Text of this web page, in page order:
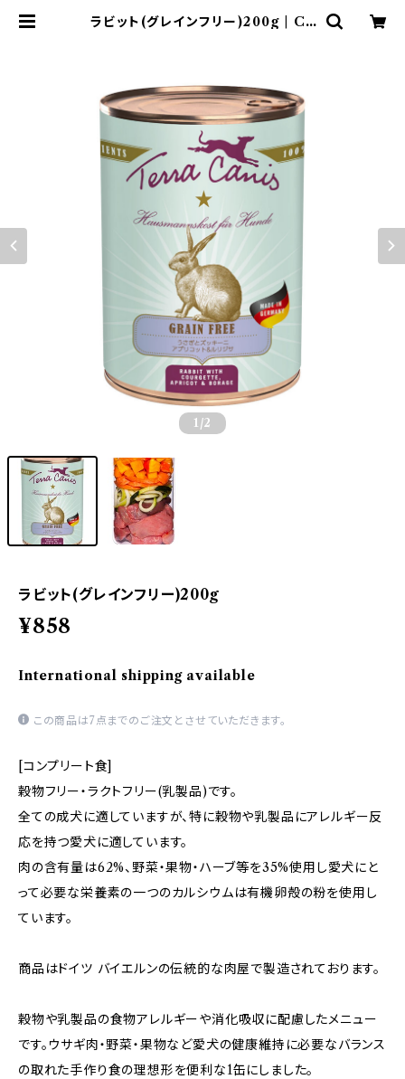
ラビット(グレインフリー)200g | Ch
1 /2
ラビット(グレインフリー)200g
¥858
International shipping available
この商品は7点までのご注文とさせていただきます。
[コンプリート食]
穀物フリー・ラクトフリー(乳製品)です。
全ての成犬に適していますが、特に穀物や乳製品にアレルギー反
応を持つ愛犬に適しています。
肉の含有量は62%、野菜・果物・ハーブ等を35%使用し愛犬にと
って必要な栄養素の一つのカルシウムは有機卵殻の粉を使用し
ています。
商品はドイツ バイエルンの伝統的な肉屋で製造されております。
穀物や乳製品の食物アレルギーや消化吸収に配慮したメニュー
です。ウサギ肉・野菜・果物など愛犬の健康維持に必要なバランス
の取れた手作り食の理想形を便利な1缶にしました。